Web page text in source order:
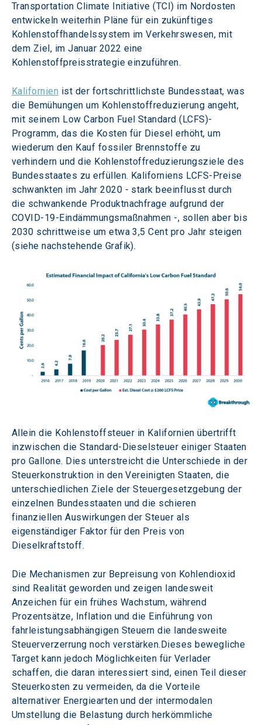
Transportation Climate Initiative (TCI) im Nordosten
entwickeln weiterhin Pläne für ein zukünftiges
Kohlenstoffhandelssystem im Verkehrswesen, mit
dem Ziel, im Januar 2022 eine
Kohlenstoffpreisstrategie einzuführen.
Kalifornien ist der fortschrittlichste Bundesstaat, was
die Bemühungen um Kohlenstoffreduzierung angeht,
mit seinem Low Carbon Fuel Standard (LCFS)-
Programm, das die Kosten für Diesel erhöht, um
wiederum den Kauf fossiler Brennstoffe zu
verhindern und die Kohlenstoffreduzierungsziele des
Bundesstaates zu erfüllen. Kaliforniens LCFS-Preise
schwankten im Jahr 2020 - stark beeinflusst durch
die schwankende Produktnachfrage aufgrund der
COVID-19-Eindämmungsmaßnahmen -, sollen aber bis
2030 schrittweise um etwa 3,5 Cent pro Jahr steigen
(siehe nachstehende Grafik).
Allein die Kohlenstoffsteuer in Kalifornien übertrifft
inzwischen die Standard-Dieselsteuer einiger Staaten
pro Gallone. Dies unterstreicht die Unterschiede in der
Steuerkonstruktion in den Vereinigten Staaten, die
unterschiedlichen Ziele der Steuergesetzgebung der
einzelnen Bundesstaaten und die schieren
finanziellen Auswirkungen der Steuer als
eigenständiger Faktor für den Preis von
Dieselkraftstoff.
Die Mechanismen zur Bepreisung von Kohlendioxid
sind Realität geworden und zeigen landesweit
Anzeichen für ein frühes Wachstum, während
Prozentsätze, Inflation und die Einführung von
fahrleistungsabhängigen Steuern die landesweite
Steuerverzerrung noch verstärken.Dieses bewegliche
Target kann jedoch Möglichkeiten für Verlader
schaffen, die daran interessiert sind, einen Teil dieser
Steuerkosten zu vermeiden, da die Vorteile
alternativer Energiearten und der intermodalen
Umstellung die Belastung durch herkömmliche